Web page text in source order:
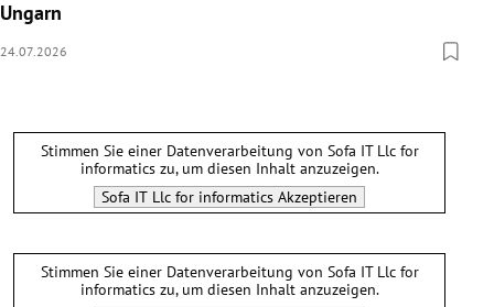
Ungarn
24.07.2026
Stimmen Sie einer Datenverarbeitung von Sofa IT Llc for
informaticszu, um diesen Inhalt anzuzeigen.
Sofa IT Llc for informatics Akzeptieren
Stimmen Sie einer Datenverarbeitung von Sofa IT Llc for
informaticszu, um diesen Inhalt anzuzeigen.